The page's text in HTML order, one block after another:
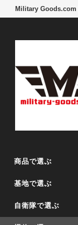
Military Goods.com
商品で選ぶ
基地で選ぶ
自衛隊で選ぶ